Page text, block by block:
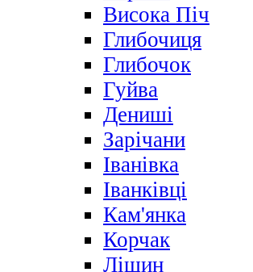
Висока Піч
Глибочиця
Глибочок
Гуйва
Дениші
Зарічани
Іванівка
Іванківці
Кам'янка
Корчак
Ліщин